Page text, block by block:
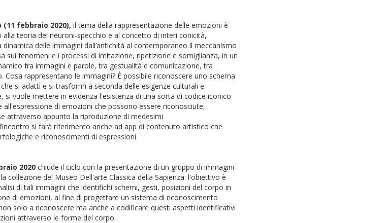
febbraio 2020), il tema della rappresentazione delle emozioni è
teoria dei neuroni-specchio e al concetto di interi conicità,
delle immagini dall’antichità al contemporaneo.Il meccanismo
sui fenomeni e i processi di imitazione, ripetizione e somiglianza, in un
fra immagini e parole, tra gestualità e comunicazione, tra
Cosa rappresentano le immagini? È possibile riconoscere uno schema
si adatti e si trasformi a seconda delle esigenze culturali e
si vuole mettere in evidenza l'esistenza di una sorta di codice iconico
di emozioni che possono essere riconosciute,
attraverso appunto la riproduzione di medesimi
si farà riferimento anche ad app di contenuto artistico che
e riconoscimenti di espressioni
2020chiude il ciclo con la presentazione di un gruppo di immagini
collezione del Museo Dell'arte Classica della Sapienza: l'obiettivo è
di tali immagini che identifichi schemi, gesti, posizioni del corpo in
di emozioni, al fine di progettare un sistema di riconoscimento
solo a riconoscere ma anche a codificare questi aspetti identificativi
attraverso le forme del corpo.